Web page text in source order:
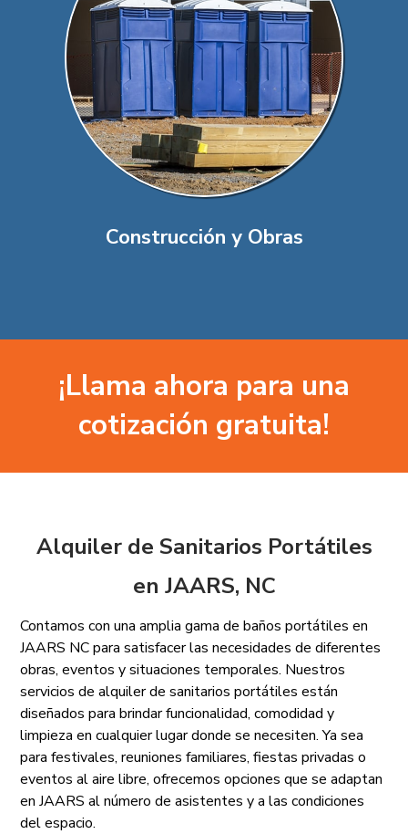
Construcción y Obras
¡Llama ahora para una
cotización gratuita!
Alquiler de Sanitarios Portátiles
en JAARS, NC
Contamos con una amplia gama de baños portátiles en
JAARS NC para satisfacer las necesidades de diferentes
obras, eventos y situaciones temporales. Nuestros
servicios de alquiler de sanitarios portátiles están
diseñados para brindar funcionalidad, comodidad y
limpieza en cualquier lugar donde se necesiten. Ya sea
para festivales, reuniones familiares, fiestas privadas o
eventos al aire libre, ofrecemos opciones que se adaptan
en JAARS al número de asistentes y a las condiciones
del espacio.